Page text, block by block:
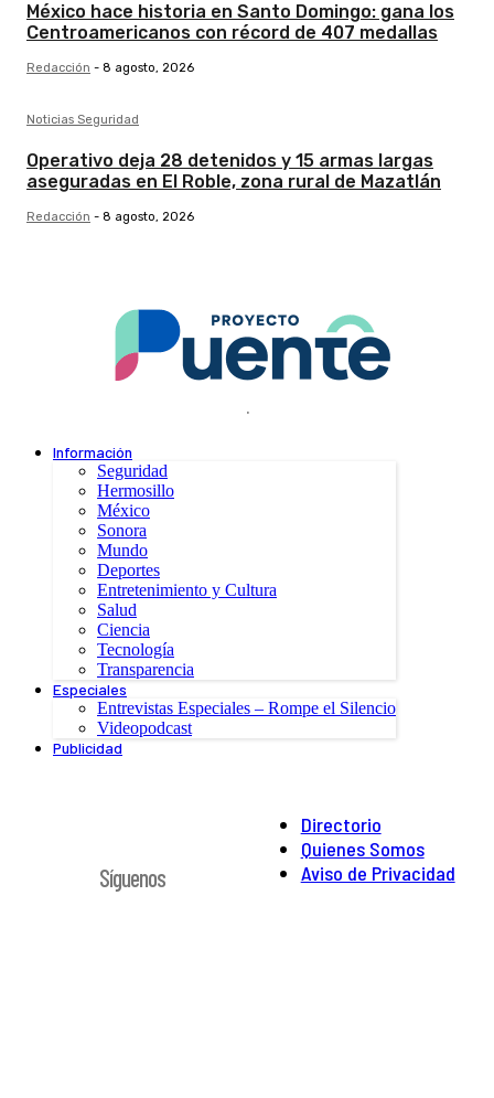
México hace historia en Santo Domingo: gana los
Centroamericanos con récord de 407 medallas
Redacción - 8 agosto, 2026
Noticias Seguridad
Operativo deja 28 detenidos y 15 armas largas
aseguradas en El Roble, zona rural de Mazatlán
Redacción - 8 agosto, 2026
.
Información
Seguridad
Hermosillo
México
Sonora
Mundo
Deportes
Entretenimiento y Cultura
Salud
Ciencia
Tecnología
Transparencia
Especiales
Entrevistas Especiales – Rompe el Silencio
Videopodcast
Publicidad
Directorio
Quienes Somos
Aviso de Privacidad
Síguenos